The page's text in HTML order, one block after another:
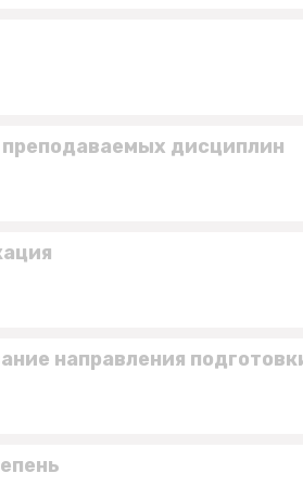
дисциплин
направления